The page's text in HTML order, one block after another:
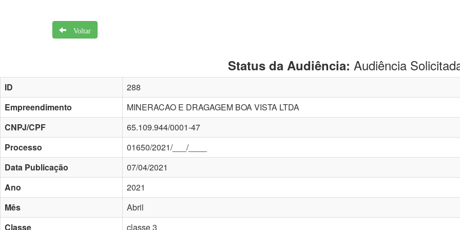
Voltar
Status da Audiência: Audiência
ID
288
Empreendimento
MINERACAO E DRAGAGEM BOA VISTA LTDA
CNPJ/CPF
65.109.944/0001-47
Processo
01650/2021/___/____
Data Publicação
07/04/2021
Ano
2021
Mês
Abril
Classe
classe 3